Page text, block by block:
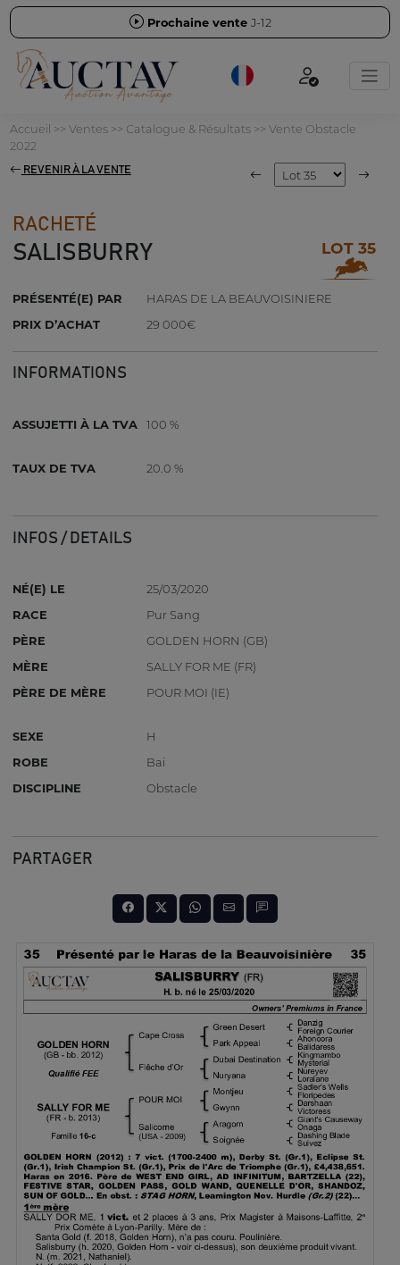
Prochaine vente J-12
Accueil >> Ventes>> Catalogue & Résultats>> Vente Obstacle
2022
REVENIR À LA VENTE
RACHETÉ
SALISBURRY LOT 35
PRÉSENTÉ(E) PAR
HARAS DE LA BEAUVOISINIERE
PRIX D’ACHAT
29 000€
INFORMATIONS
ASSUJETTI À LA TVA 100 %
TAUX DE TVA 20.0 %
INFOS / DETAILS
NÉ(E) LE
25/03/2020
RACE
Pur Sang
PÈRE
GOLDEN HORN (GB)
MÈRE
SALLY FOR ME (FR)
PÈRE DE MÈRE
POUR MOI (IE)
SEXE
H
ROBE
Bai
DISCIPLINE
Obstacle
PARTAGER